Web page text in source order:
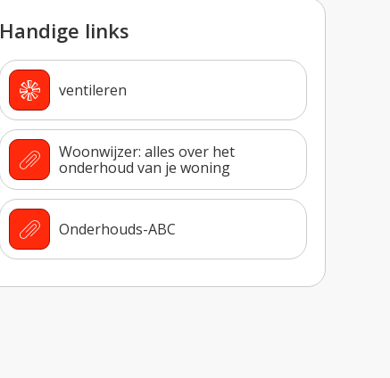
Handige links
ventileren
Woonwijzer: alles over het
onderhoud van je woning
Onderhouds-ABC